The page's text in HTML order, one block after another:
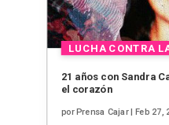
21 años con Sandra
el corazón
porPrensa Cajar| Feb 27,